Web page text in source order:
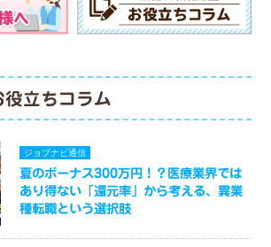
立ちコラム
ジョブナビ通信
夏のボーナス300万円！？医療業界では
あり得ない「還元率」から考える、異業
種転職という選択肢